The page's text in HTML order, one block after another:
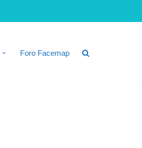
Foro Facemap